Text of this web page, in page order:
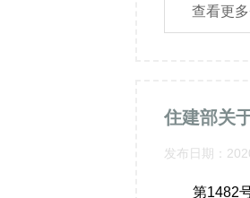
查看更
发布日期：
第1482号